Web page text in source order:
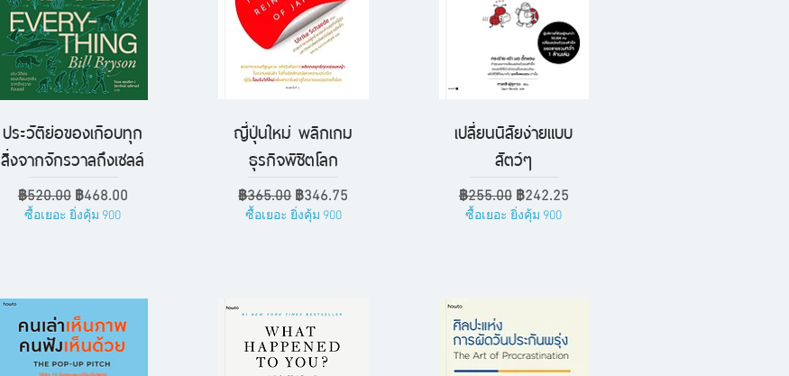
ดูข้อมูลด่วน
ประวัติย่อของเกือบทุก
สิ่งจากจักรวาลถึงเซลล์
ราคาปกติ
฿520.00 ราคาขายลด
฿468.00
ซื้อเยอะ ยิ่งคุ้ม 900
ดูข้อมูลด่วน
ญี่ปุ่นใหม่ พลิกเกม
ธุรกิจพิชิตโลก
ราคาปกติ
฿365.00 ราคาขายลด
฿346.75
ซื้อเยอะ ยิ่งคุ้ม 900
ดูข้อมูลด่วน
เปลี่ยนนิสัยง่ายแบบ
สัตว์ๆ
ราคาปกติ
฿255.00 ราคาขายลด
฿242.25
ซื้อเยอะ ยิ่งคุ้ม 900